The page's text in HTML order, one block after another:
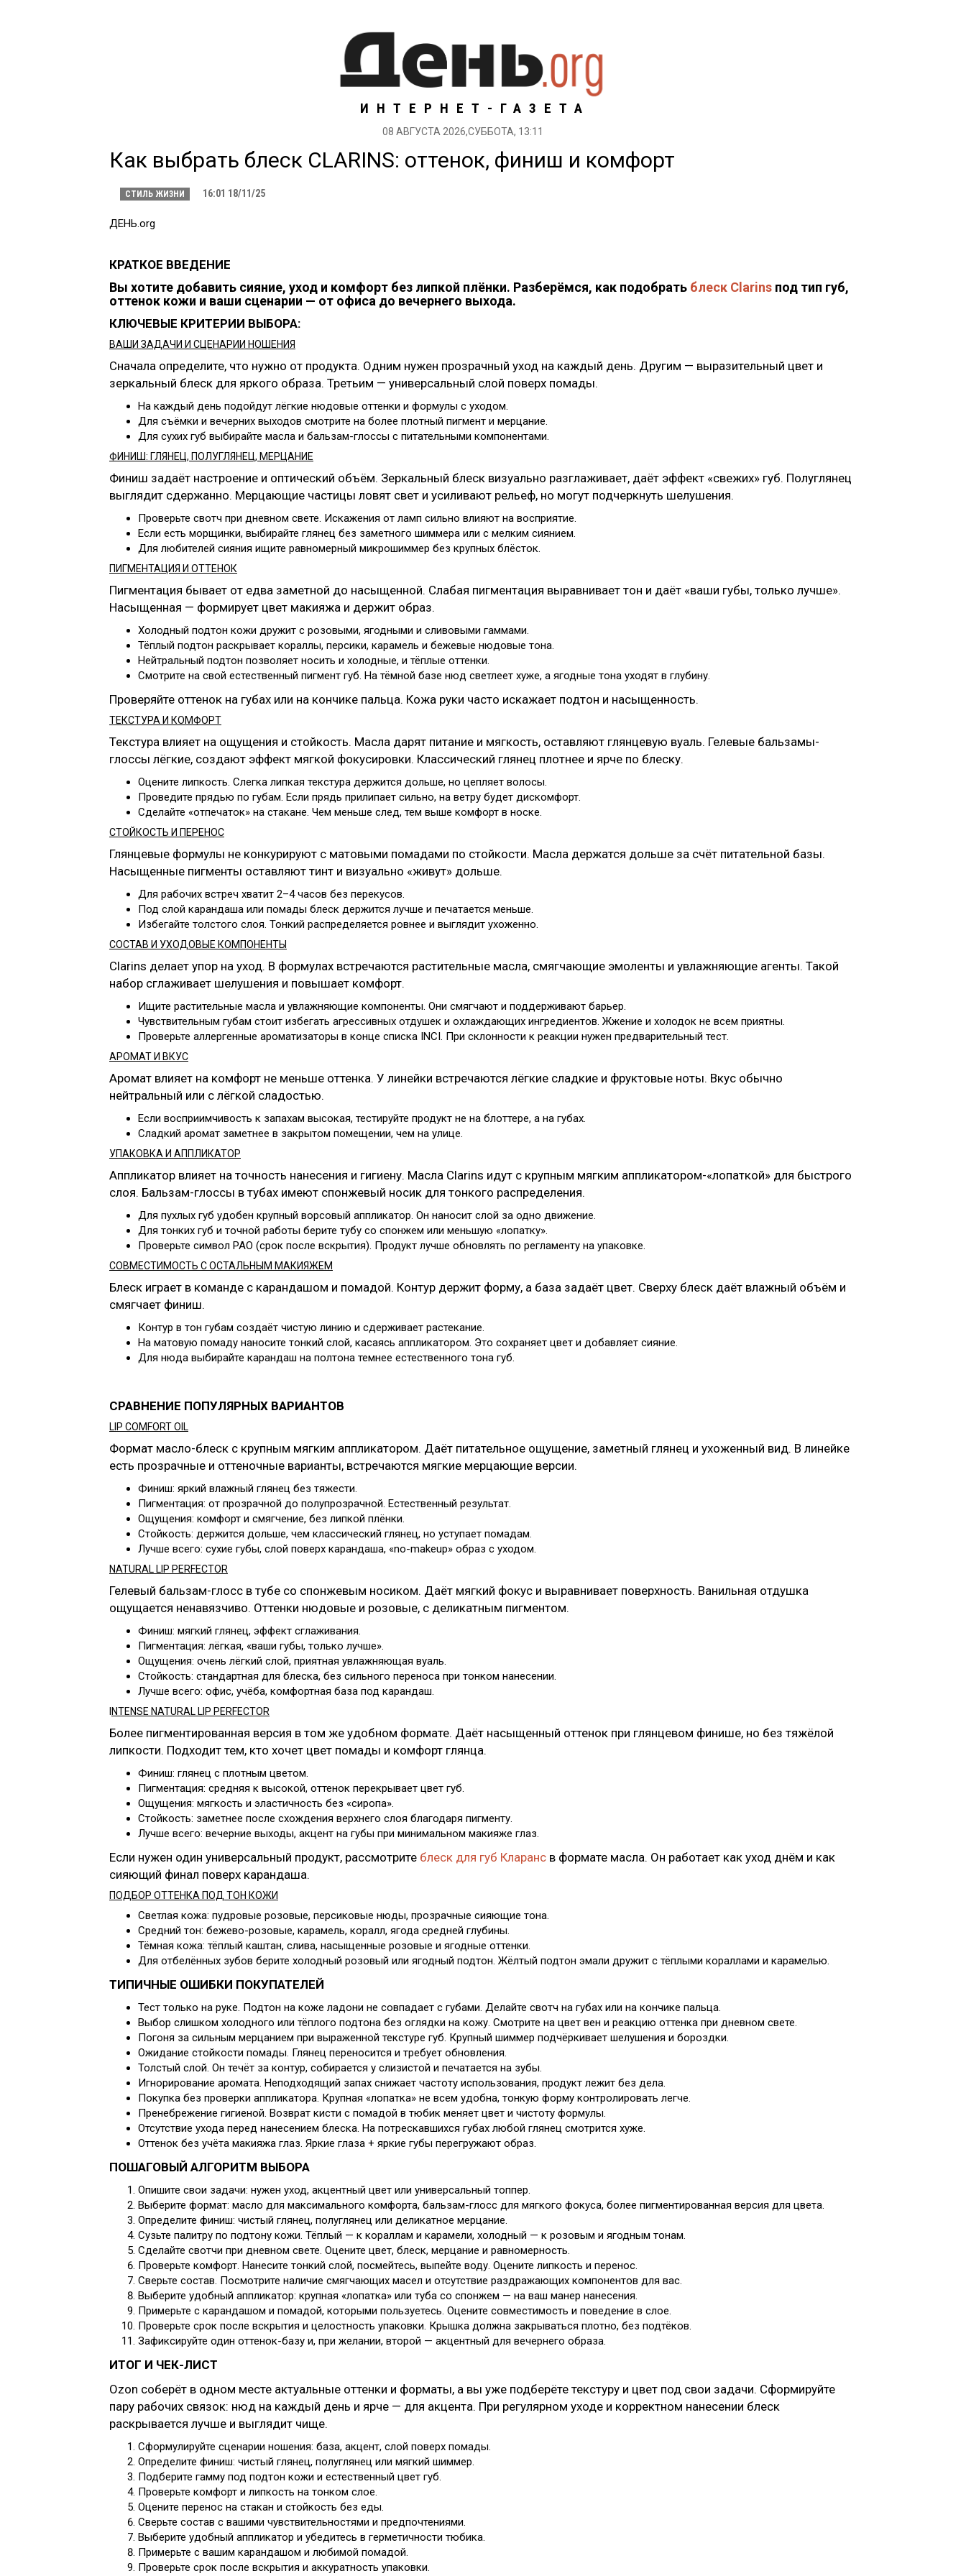
ИНТЕРНЕТ-ГАЗЕТА
08 АВГУСТА 2026,СУББОТА, 13:11
Как выбрать блеск CLARINS: оттенок, финиш и комфорт
СТИЛЬ ЖИЗНИ 16:01 18/11/25
ДЕНЬ.org
КРАТКОЕ ВВЕДЕНИЕ
Вы хотите добавить сияние, уход и комфорт без липкой плёнки. Разберёмся, как подобрать блеск Clarins под тип губ,
оттенок кожи и ваши сценарии — от офиса до вечернего выхода.
КЛЮЧЕВЫЕ КРИТЕРИИ ВЫБОРА:
ВАШИ ЗАДАЧИ И СЦЕНАРИИ НОШЕНИЯ
Сначала определите, что нужно от продукта. Одним нужен прозрачный уход на каждый день. Другим — выразительный цвет и
зеркальный блеск для яркого образа. Третьим — универсальный слой поверх помады.
На каждый день подойдут лёгкие нюдовые оттенки и формулы с уходом.
Для съёмки и вечерних выходов смотрите на более плотный пигмент и мерцание.
Для сухих губ выбирайте масла и бальзам-глоссы с питательными компонентами.
ФИНИШ: ГЛЯНЕЦ, ПОЛУГЛЯНЕЦ, МЕРЦАНИЕ
Финиш задаёт настроение и оптический объём. Зеркальный блеск визуально разглаживает, даёт эффект «свежих» губ. Полуглянец
выглядит сдержанно. Мерцающие частицы ловят свет и усиливают рельеф, но могут подчеркнуть шелушения.
Проверьте свотч при дневном свете. Искажения от ламп сильно влияют на восприятие.
Если есть морщинки, выбирайте глянец без заметного шиммера или с мелким сиянием.
Для любителей сияния ищите равномерный микрошиммер без крупных блёсток.
ПИГМЕНТАЦИЯ И ОТТЕНОК
Пигментация бывает от едва заметной до насыщенной. Слабая пигментация выравнивает тон и даёт «ваши губы, только лучше».
Насыщенная — формирует цвет макияжа и держит образ.
Холодный подтон кожи дружит с розовыми, ягодными и сливовыми гаммами.
Тёплый подтон раскрывает кораллы, персики, карамель и бежевые нюдовые тона.
Нейтральный подтон позволяет носить и холодные, и тёплые оттенки.
Смотрите на свой естественный пигмент губ. На тёмной базе нюд светлеет хуже, а ягодные тона уходят в глубину.
Проверяйте оттенок на губах или на кончике пальца. Кожа руки часто искажает подтон и насыщенность.
ТЕКСТУРА И КОМФОРТ
Текстура влияет на ощущения и стойкость. Масла дарят питание и мягкость, оставляют глянцевую вуаль. Гелевые бальзамы-
глоссы лёгкие, создают эффект мягкой фокусировки. Классический глянец плотнее и ярче по блеску.
Оцените липкость. Слегка липкая текстура держится дольше, но цепляет волосы.
Проведите прядью по губам. Если прядь прилипает сильно, на ветру будет дискомфорт.
Сделайте «отпечаток» на стакане. Чем меньше след, тем выше комфорт в носке.
СТОЙКОСТЬ И ПЕРЕНОС
Глянцевые формулы не конкурируют с матовыми помадами по стойкости. Масла держатся дольше за счёт питательной базы.
Насыщенные пигменты оставляют тинт и визуально «живут» дольше.
Для рабочих встреч хватит 2–4 часов без перекусов.
Под слой карандаша или помады блеск держится лучше и печатается меньше.
Избегайте толстого слоя. Тонкий распределяется ровнее и выглядит ухоженно.
СОСТАВ И УХОДОВЫЕ КОМПОНЕНТЫ
Clarins делает упор на уход. В формулах встречаются растительные масла, смягчающие эмоленты и увлажняющие агенты. Такой
набор сглаживает шелушения и повышает комфорт.
Ищите растительные масла и увлажняющие компоненты. Они смягчают и поддерживают барьер.
Чувствительным губам стоит избегать агрессивных отдушек и охлаждающих ингредиентов. Жжение и холодок не всем приятны.
Проверьте аллергенные ароматизаторы в конце списка INCI. При склонности к реакции нужен предварительный тест.
АРОМАТ И ВКУС
Аромат влияет на комфорт не меньше оттенка. У линейки встречаются лёгкие сладкие и фруктовые ноты. Вкус обычно
нейтральный или с лёгкой сладостью.
Если восприимчивость к запахам высокая, тестируйте продукт не на блоттере, а на губах.
Сладкий аромат заметнее в закрытом помещении, чем на улице.
УПАКОВКА И АППЛИКАТОР
Аппликатор влияет на точность нанесения и гигиену. Масла Clarins идут с крупным мягким аппликатором-«лопаткой» для быстрого
слоя. Бальзам-глоссы в тубах имеют спонжевый носик для тонкого распределения.
Для пухлых губ удобен крупный ворсовый аппликатор. Он наносит слой за одно движение.
Для тонких губ и точной работы берите тубу со спонжем или меньшую «лопатку».
Проверьте символ PAO (срок после вскрытия). Продукт лучше обновлять по регламенту на упаковке.
СОВМЕСТИМОСТЬ С ОСТАЛЬНЫМ МАКИЯЖЕМ
Блеск играет в команде с карандашом и помадой. Контур держит форму, а база задаёт цвет. Сверху блеск даёт влажный объём и
смягчает финиш.
Контур в тон губам создаёт чистую линию и сдерживает растекание.
На матовую помаду наносите тонкий слой, касаясь аппликатором. Это сохраняет цвет и добавляет сияние.
Для нюда выбирайте карандаш на полтона темнее естественного тона губ.
СРАВНЕНИЕ ПОПУЛЯРНЫХ ВАРИАНТОВ
LIP COMFORT OIL
Формат масло-блеск с крупным мягким аппликатором. Даёт питательное ощущение, заметный глянец и ухоженный вид. В линейке
есть прозрачные и оттеночные варианты, встречаются мягкие мерцающие версии.
Финиш: яркий влажный глянец без тяжести.
Пигментация: от прозрачной до полупрозрачной. Естественный результат.
Ощущения: комфорт и смягчение, без липкой плёнки.
Стойкость: держится дольше, чем классический глянец, но уступает помадам.
Лучше всего: сухие губы, слой поверх карандаша, «no-makeup» образ с уходом.
NATURAL LIP PERFECTOR
Гелевый бальзам-глосс в тубе со спонжевым носиком. Даёт мягкий фокус и выравнивает поверхность. Ванильная отдушка
ощущается ненавязчиво. Оттенки нюдовые и розовые, с деликатным пигментом.
Финиш: мягкий глянец, эффект сглаживания.
Пигментация: лёгкая, «ваши губы, только лучше».
Ощущения: очень лёгкий слой, приятная увлажняющая вуаль.
Стойкость: стандартная для блеска, без сильного переноса при тонком нанесении.
Лучше всего: офис, учёба, комфортная база под карандаш.
NTENSE NATURAL LIP PERFECTOR
Более пигментированная версия в том же удобном формате. Даёт насыщенный оттенок при глянцевом финише, но без тяжёлой
липкости. Подходит тем, кто хочет цвет помады и комфорт глянца.
Финиш: глянец с плотным цветом.
Пигментация: средняя к высокой, оттенок перекрывает цвет губ.
Ощущения: мягкость и эластичность без «сиропа».
Стойкость: заметнее после схождения верхнего слоя благодаря пигменту.
Лучше всего: вечерние выходы, акцент на губы при минимальном макияже глаз.
Если нужен один универсальный продукт, рассмотрите блеск для губ Кларанс в формате масла. Он работает как уход днём и как
сияющий финал поверх карандаша.
ПОДБОР ОТТЕНКА ПОД ТОН КОЖИ
Светлая кожа: пудровые розовые, персиковые нюды, прозрачные сияющие тона.
Средний тон: бежево-розовые, карамель, коралл, ягода средней глубины.
Тёмная кожа: тёплый каштан, слива, насыщенные розовые и ягодные оттенки.
Для отбелённых зубов берите холодный розовый или ягодный подтон. Жёлтый подтон эмали дружит с тёплыми кораллами и карамелью.
ТИПИЧНЫЕ ОШИБКИ ПОКУПАТЕЛЕЙ
Тест только на руке. Подтон на коже ладони не совпадает с губами. Делайте свотч на губах или на кончике пальца.
Выбор слишком холодного или тёплого подтона без оглядки на кожу. Смотрите на цвет вен и реакцию оттенка при дневном свете.
Погоня за сильным мерцанием при выраженной текстуре губ. Крупный шиммер подчёркивает шелушения и бороздки.
Ожидание стойкости помады. Глянец переносится и требует обновления.
Толстый слой. Он течёт за контур, собирается у слизистой и печатается на зубы.
Игнорирование аромата. Неподходящий запах снижает частоту использования, продукт лежит без дела.
Покупка без проверки аппликатора. Крупная «лопатка» не всем удобна, тонкую форму контролировать легче.
Пренебрежение гигиеной. Возврат кисти с помадой в тюбик меняет цвет и чистоту формулы.
Отсутствие ухода перед нанесением блеска. На потрескавшихся губах любой глянец смотрится хуже.
Оттенок без учёта макияжа глаз. Яркие глаза + яркие губы перегружают образ.
ПОШАГОВЫЙ АЛГОРИТМ ВЫБОРА
Опишите свои задачи: нужен уход, акцентный цвет или универсальный топпер.
Выберите формат: масло для максимального комфорта, бальзам-глосс для мягкого фокуса, более пигментированная версия для цвета.
Определите финиш: чистый глянец, полуглянец или деликатное мерцание.
Сузьте палитру по подтону кожи. Тёплый — к кораллам и карамели, холодный — к розовым и ягодным тонам.
Сделайте свотчи при дневном свете. Оцените цвет, блеск, мерцание и равномерность.
Проверьте комфорт. Нанесите тонкий слой, посмейтесь, выпейте воду. Оцените липкость и перенос.
Сверьте состав. Посмотрите наличие смягчающих масел и отсутствие раздражающих компонентов для вас.
Выберите удобный аппликатор: крупная «лопатка» или туба со спонжем — на ваш манер нанесения.
Примерьте с карандашом и помадой, которыми пользуетесь. Оцените совместимость и поведение в слое.
Проверьте срок после вскрытия и целостность упаковки. Крышка должна закрываться плотно, без подтёков.
Зафиксируйте один оттенок-базу и, при желании, второй — акцентный для вечернего образа.
ИТОГ И ЧЕК-ЛИСТ
Ozon соберёт в одном месте актуальные оттенки и форматы, а вы уже подберёте текстуру и цвет под свои задачи. Сформируйте
пару рабочих связок: нюд на каждый день и ярче — для акцента. При регулярном уходе и корректном нанесении блеск
раскрывается лучше и выглядит чище.
Сформулируйте сценарии ношения: база, акцент, слой поверх помады.
Определите финиш: чистый глянец, полуглянец или мягкий шиммер.
Подберите гамму под подтон кожи и естественный цвет губ.
Проверьте комфорт и липкость на тонком слое.
Оцените перенос на стакан и стойкость без еды.
Сверьте состав с вашими чувствительностями и предпочтениями.
Выберите удобный аппликатор и убедитесь в герметичности тюбика.
Примерьте с вашим карандашом и любимой помадой.
Проверьте срок после вскрытия и аккуратность упаковки.